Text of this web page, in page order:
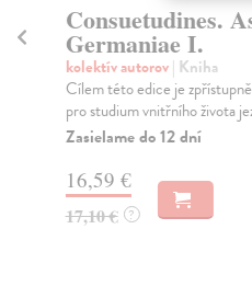
Consuetudines.
Germaniae I.
kolektív autorov| Kniha
Cílem této edice je
pro studium vnitřního života
Zasielame do 12 dní
16,59 €
17,10 € ?